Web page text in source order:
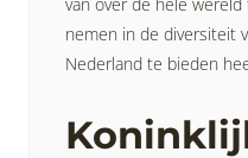
nemen in de diversiteit
Nederland te bieden